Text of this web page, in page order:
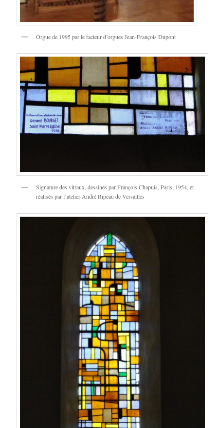
Orgue de 1995 par le facteur d’orgues Jean-François Dupont
Signature des vitraux, dessinés par François Chapuis, Paris, 1954, et
réalisés par l’atelier André Ripeau de Versailles